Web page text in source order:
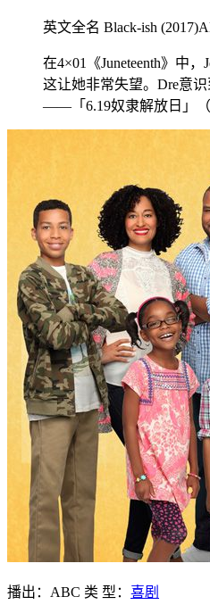
英文全名 Black-ish
在4×01《Juneteenth》中
这让她非常失望。Dre意
——「6.19奴隶解放日」（
播出：ABC 类 型： 喜剧